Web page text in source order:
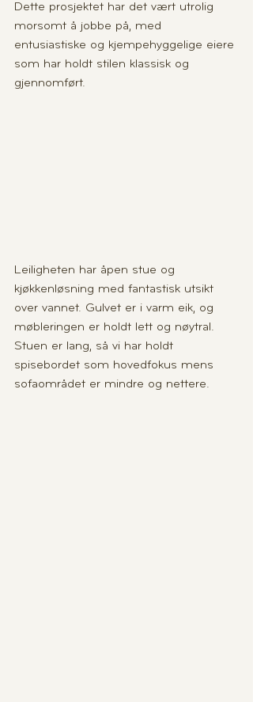
Dette prosjektet har det vært utrolig
morsomt å jobbe på, med
entusiastiske og kjempehyggelige eiere
som har holdt stilen klassisk og
gjennomført.
Leiligheten har åpen stue og
kjøkkenløsning med fantastisk utsikt
over vannet. Gulvet er i varm eik, og
møbleringen er holdt lett og nøytral.
Stuen er lang, så vi har holdt
spisebordet som hovedfokus mens
sofaområdet er mindre og nettere.